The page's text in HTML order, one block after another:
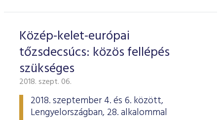
Közép-kelet-európai
tőzsdecsúcs: közös fellépés
szükséges
2018. szept. 06.
2018. szeptember 4. és 6. között,
Lengyelországban, 28. alkalommal